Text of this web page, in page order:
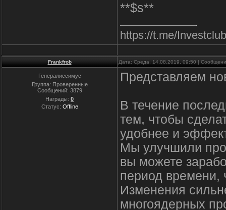
**$s**
https://t.me/
Frankfrob Дата: Среда, 14.08.2019, 09:50 |
Генералиссимус
Группа: Проверенные
Сообщений: 3879
Награды: 0
Статус: Offline
Представляем
В течение
тем, чтобы
удобнее и
Мы улучшили
вы можете
период времени,
Изменения
многоядерных